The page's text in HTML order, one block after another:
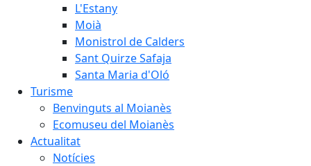
L'Estany
Moià
Monistrol de Calders
Sant Quirze Safaja
Santa Maria d'Oló
Turisme
Benvinguts al Moianès
Ecomuseu del Moianès
Actualitat
Notícies